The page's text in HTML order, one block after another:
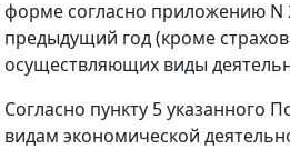
форме согласно приложению N
предыдущий год (кроме
осуществляющих виды
Согласно пункту 5указанного
видам экономической